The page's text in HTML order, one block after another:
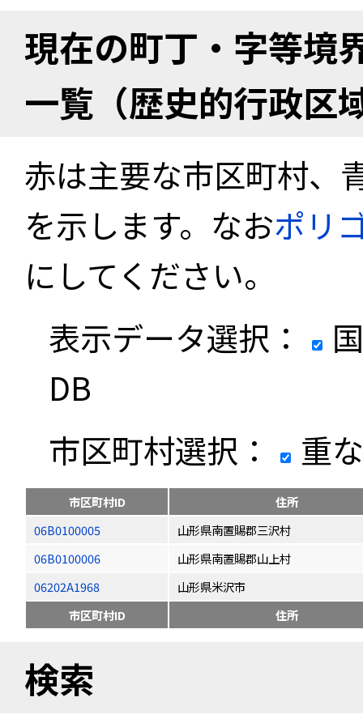
現在の町丁・字等境
一覧（歴史的行政区
赤は主要な市区町村、
を示します。なおポリ
にしてください。
表示データ選択：
DB
市区町村選択：
重
市区町村ID
住所
06B0100005
山形県南置賜郡三沢村
06B0100006
山形県南置賜郡山上村
06202A1968
山形県米沢市
市区町村ID
住所
検索